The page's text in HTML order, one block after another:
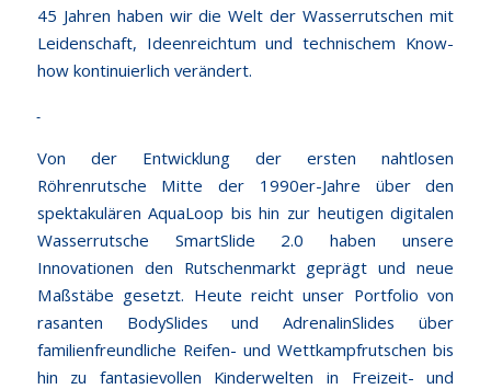
45 Jahren haben wir die Welt der Wasserrutschen mit
Leidenschaft, Ideenreichtum und technischem Know-
how kontinuierlich verändert.
Von der Entwicklung der ersten nahtlosen
Röhrenrutsche Mitte der 1990er-Jahre über den
spektakulären AquaLoop bis hin zur heutigen digitalen
Wasserrutsche SmartSlide 2.0 haben unsere
Innovationen den Rutschenmarkt geprägt und neue
Maßstäbe gesetzt. Heute reicht unser Portfolio von
rasanten BodySlides und AdrenalinSlides über
familienfreundliche Reifen- und Wettkampfrutschen bis
hin zu fantasievollen Kinderwelten in Freizeit- und